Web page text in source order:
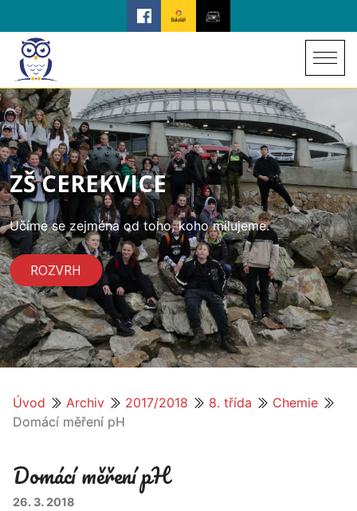
ZŠ CEREKVICE
Učíme se zejména od toho, koho milujeme.
ROZVRH
Úvod Archiv 2017/2018 8. třída
Chemie
Domácí měření pH
Domácí měření pH
26. 3. 2018